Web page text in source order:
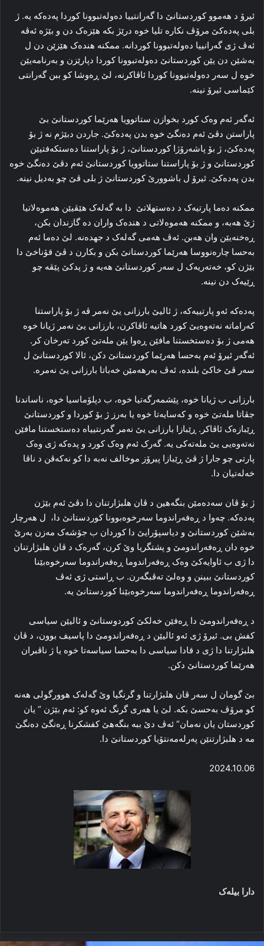
ئیرۆ د هه‌موو کوردستانێ دا گەرانتییا ده‌وله‌تبوونا کوردا پەدەکە یه‌. ژ
بلی پەدەکێ مرۆڤ نکاره‌ تلیا خوه‌ درێژ بکە هێزه‌ک دن و بێژه‌ ئه‌ڤه‌
ئه‌ڤ ژی گەرانییا ده‌وله‌تبوونا کوردانه‌. ممکنه‌ هنده‌ک هێزێن دن ل
به‌شێن دن یێن کوردستانێ ده‌وله‌تبوونا کوردا دپارێزن و به‌رنامه‌یێن
خوه‌ ل سه‌ر ده‌وله‌تبوونا کوردا ئاڤاکرنه‌، لێ ڕه‌وشا کو ببن گەرانتی
کێماسی ئیرۆ نینە.
ئه‌گه‌ر ئه‌م وه‌ک کورد بخوازن ستاتوویا هه‌رێما کوردستانێ بێ
پاراستن دڤێ ئه‌م ده‌نگێ خوه‌ بدن پەدەکێ. جاردن دبێژم نه‌ ژ بۆ
پەدەکێ، ژ بۆ پاشه‌رۆژا کوردستانێ، ژ بۆ پاراستنا ده‌ستکه‌فتیێن
کوردستانێ و ژ بۆ پاراستنا ستاتوویا کوردستانێ ئه‌م دڤێ ده‌نگێ خوه‌
بدن پەدەکێ. ئیرۆ ل باشوورێ کوردستانێ ژ بلی ڤێ چو به‌دیل نینە.
ممکنه‌ ده‌ما پارتیه‌ک د ده‌ستهلاتێ دا به‌ گه‌له‌ک هێڤیێن هه‌موه‌لاتیا
ژێ هه‌به‌، و ممکنه‌ هه‌موه‌لاتی د هنده‌ک واران ده‌ گازندان بکن،
ڕه‌خنه‌یێن وان هه‌بن. ئه‌ڤ هه‌می گه‌له‌ک د جهده‌نه‌. لێ ده‌ما ئه‌م
به‌حسا چاره‌نووسا هه‌رێما کوردستانێ بکن و بکارن د ڤێ قۆناخێ دا
بێژن کو، خه‌ته‌ریه‌ک ل سه‌ر کوردستانێ هه‌یه‌ و ژ پدکێ پێڤه‌ چو
ڕێیه‌ک دن نینە.
پەدەکە ئه‌و پارتییه‌کە، ژ ئالیێ بارزانی یێ نه‌مر ڤه‌ ژ بۆ پاراستنا
که‌راماته‌ نه‌ته‌وه‌یێ کورد هاتیه‌ ئاڤاکرن، بارزانی یێ نه‌مر ژیانا خوه‌
هه‌می ژ بۆ ده‌ستخستنا مافێن ڕه‌وا یێن مله‌تێ کورد ته‌رخان کر.
ئه‌گه‌ر ئیرۆ ئه‌م به‌حسا هه‌رێما کوردستانێ دکن، ئالا کوردستانێ ل
سه‌ر ڤێ خاکێ بلنده‌، ئه‌ڤ به‌رهه‌مێن خه‌باتا بارزانی یێ نه‌مره‌.
بارزانی ب ژیانا خوه‌، پێشمه‌رگه‌تیا خوه‌، ب دپلۆماسیا خوه‌، ناساندنا
جڤاتا مله‌تێ خوه‌ و که‌سایه‌تا خوه‌ یا به‌رز ژ بۆ کوردا و کوردستانێ
ڕێبازه‌ک ئاڤاکر. ڕێبازا بارزانی یێ نه‌مر گەرنتییاە ده‌ستخستنا مافێن
نه‌ته‌وه‌یی یێ مله‌ته‌کی یه‌. گه‌رک ئه‌م وه‌ک کورد و پدەکە ژی وه‌ک
پارتی چو جارا ژ ڤێ ڕێبازا پیرۆز موخالف نه‌به‌ دا کو نه‌که‌ڤن د ناڤا
خه‌له‌تیان دا.
ژ بۆ ڤان سه‌ده‌مێن بنگه‌هین د ڤان هلبژارتنان دا دڤێ ئه‌م بێژن
پەدەکە. چه‌وا د ڕه‌فه‌راندوما سه‌رخوه‌بوونا کوردستانێ دا، ل هه‌رچار
به‌شێن کوردستانێ و دیاسپۆرایێ دا کوردان ب جۆشه‌ک مه‌زن به‌رێ
خوه‌ دان ڕه‌فه‌راندومێ و پشتگریا وێ کرن، گه‌ره‌ک د ڤان هلبژارتنان
دا ژی ب ئاوایه‌کێ وه‌ک ڕه‌فه‌راندوما ڕه‌فه‌راندوما سه‌رخوه‌بێنا
کوردستانێ ببینن و وه‌لێ ته‌ڤبگه‌رن. ب ڕاستی ژی ئه‌ڤ
ڕه‌فه‌راندوما ڕه‌فه‌راندوما سه‌رخوه‌بێنا کوردستانێ یه‌.
د ڕه‌فه‌راندومێ دا ڕه‌فێن خه‌لکێ کوردوستانێ و ئالیێن سیاسی
کفش بی. ئیرۆ ژی ئه‌و ئالیێن د ڕه‌فه‌راندومێ دا پاسیف بوون، د ڤان
هلبژارتنا دا ژی د قادا سیاسی دا به‌حسا سیاسه‌تا خوه‌ یا ژ ناڤبران
هه‌رێما کوردستانێ دکن.
بێ گومان ل سه‌ر ڤان هلبژارتنا و گرنگیا وێ گه‌له‌ک هوورگولی هه‌نه‌
کو مرۆڤ به‌حسێ بکه‌. لێ یا هه‌ری گرنگ ئه‌وه‌ کو: ئه‌م بێژن “ یان
کوردستان یان نه‌مان“ ئه‌ڤ دێ ببه‌ بنگه‌هێ کفشکرنا ڕه‌نگێ ده‌نگێ
مه‌ د هلبژارتنێن پەرلەمەنتۆیا کوردستانێ دا.
2024.10.06
دارا بیلەک